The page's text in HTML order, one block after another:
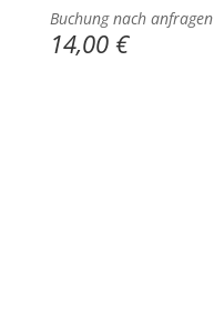
Buchung nach anfragen
14,00 €